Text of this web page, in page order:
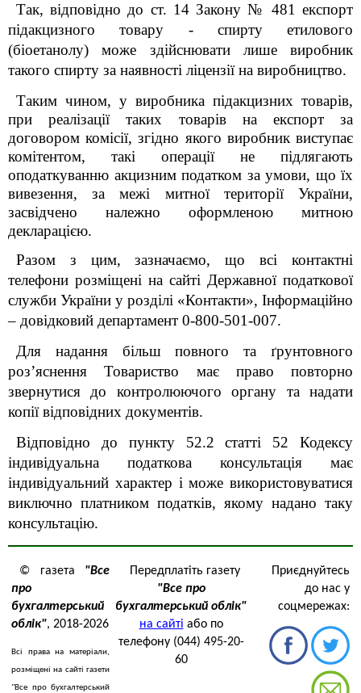
Так, відповідно до ст. 14 Закону № 481 експорт
підакцизного товару - спирту етилового
(біоетанолу) може здійснювати лише виробник
такого спирту за наявності ліцензії на виробництво.
Таким чином, у виробника підакцизних товарів,
при реалізації таких товарів на експорт за
договором комісії, згідно якого виробник виступає
комітентом, такі операції не підлягають
оподаткуванню акцизним податком за умови, що їх
вивезення, за межі митної території України,
засвідчено належно оформленою митною
декларацією.
Разом з цим, зазначаємо, що всі контактні
телефони розміщені на сайті Державної податкової
служби України у розділі «Контакти», Інформаційно
– довідковий департамент 0-800-501-007.
Для надання більш повного та ґрунтовного
роз’яснення Товариство має право повторно
звернутися до контролюючого органу та надати
копії відповідних документів.
Відповідно до пункту 52.2 статті 52 Кодексу
індивідуальна податкова консультація має
індивідуальний характер і може використовуватися
виключно платником податків, якому надано таку
консультацію.
© газета "Все
про
бухгалтерський
облік", 2018-2026
Всі права на матеріали,
розміщені на сайті газети
"Все про бухгалтерський
Передплатіть газету
"Все про
бухгалтерський облік"
на сайті або по
телефону (044) 495-20-
60
Приєднуйтесь
до нас у
соцмережах: